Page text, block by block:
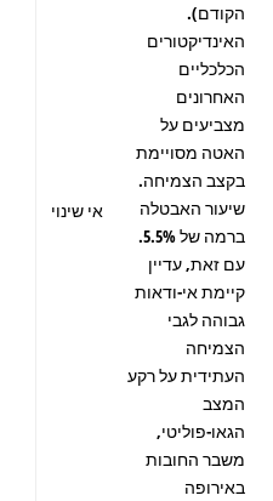
הקודם).
האינדיקטורים
הכלכליים
האחרונים
מצביעים על
האטה מסויימת
בקצב הצמיחה.
שיעור האבטלה
ברמה של 5.5%.
עם זאת, עדיין
קיימת אי-ודאות
גבוהה לגבי
הצמיחה
העתידית על רקע
המצב
הגאו-פוליטי,
משבר החובות
באירופה
אי שינוי